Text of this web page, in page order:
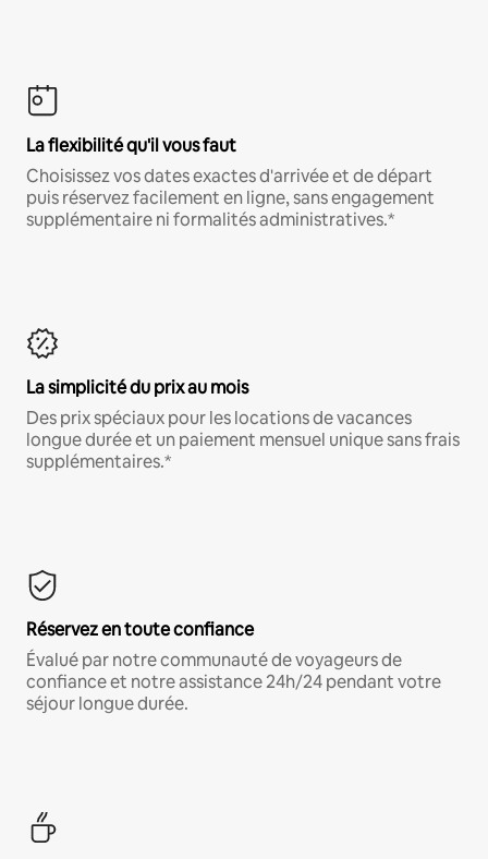
La flexibilité qu'il vous faut
Choisissez vos dates exactes d'arrivée et de départ
puis réservez facilement en ligne, sans engagement
supplémentaire ni formalités administratives.*
La simplicité du prix au mois
Des prix spéciaux pour les locations de vacances
longue durée et un paiement mensuel unique sans frais
supplémentaires.*
Réservez en toute confiance
Évalué par notre communauté de voyageurs de
confiance et notre assistance 24h/24 pendant votre
séjour longue durée.